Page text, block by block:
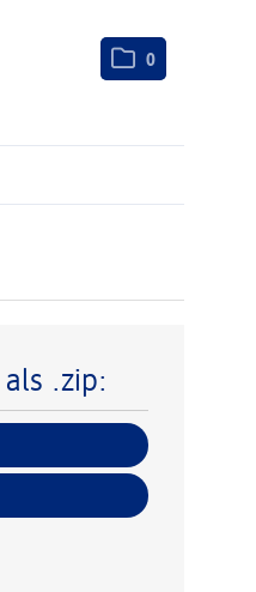
0
.zip: